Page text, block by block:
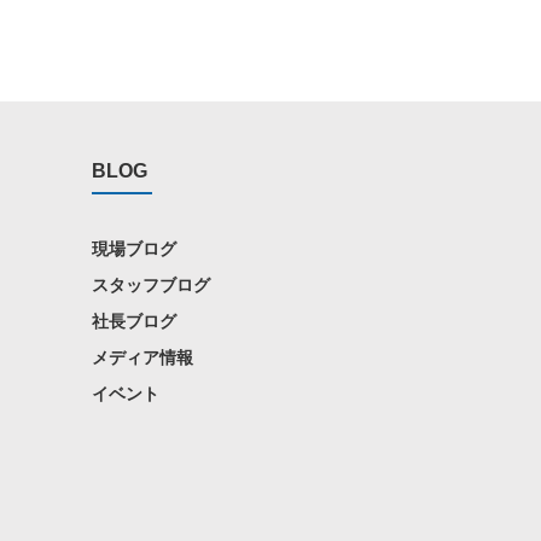
BLOG
現場ブログ
スタッフブログ
社長ブログ
メディア情報
イベント